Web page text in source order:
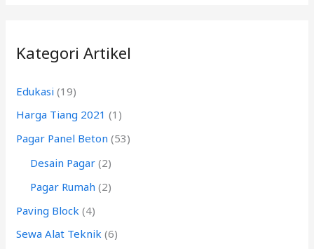
u
t
u
k
Kategori Artikel
Edukasi (19)
Harga Tiang 2021 (1)
Pagar Panel Beton (53)
Desain Pagar (2)
Pagar Rumah (2)
Paving Block (4)
Sewa Alat Teknik (6)